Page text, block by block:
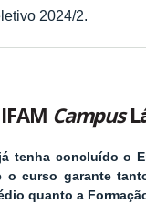
2024/2.
Campus
tenha concluído o
o curso garante
quanto a